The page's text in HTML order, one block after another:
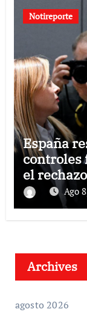
Notireporte
España
controles
el
Ago
Archives
agosto 2026